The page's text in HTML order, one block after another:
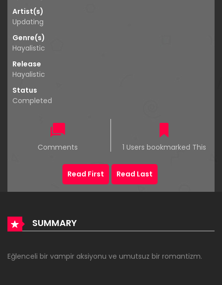
Artist(s)
Updating
Genre(s)
Hayalistic
Release
Hayalistic
Status
Completed
Comments 1 Users bookmarked This
Read First Read Last
SUMMARY
Eğlenceli bir vampir aksiyonu ve umutsuz bir romantizm.